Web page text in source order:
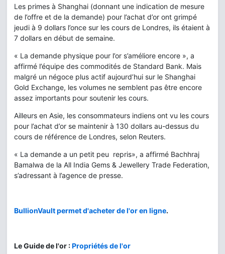
Les primes à Shanghai (donnant une indication de mesure
de l’offre et de la demande) pour l’achat d’or ont grimpé
jeudi à 9 dollars l’once sur les cours de Londres, ils étaient à
7 dollars en début de semaine.
« La demande physique pour l’or s’améliore encore », a
affirmé l’équipe des commodités de Standard Bank. Mais
malgré un négoce plus actif aujourd’hui sur le Shanghai
Gold Exchange, les volumes ne semblent pas être encore
assez importants pour soutenir les cours.
Ailleurs en Asie, les consommateurs indiens ont vu les cours
pour l’achat d’or se maintenir à 130 dollars au-dessus du
cours de référence de Londres, selon Reuters.
« La demande a un petit peu repris», a affirmé Bachhraj
Bamalwa de la All India Gems & Jewellery Trade Federation,
s’adressant à l’agence de presse.
BullionVault permet d'acheter de l'or en ligne.
Le Guide de l'or :Propriétés de l'or